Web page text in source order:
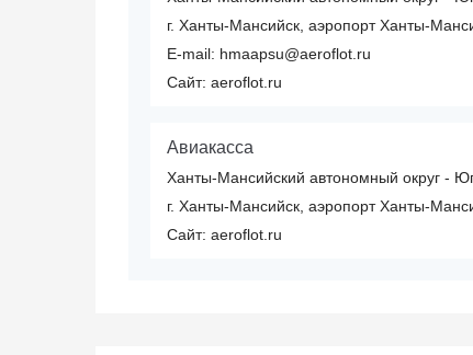
г. Ханты-Мансийск, аэропорт Ханты-
E-mail: hmaapsu@aeroflot.ru
Сайт: aeroflot.ru
Авиакасса
Ханты-Мансийский автономный округ -
г. Ханты-Мансийск, аэропорт Ханты-
Сайт: aeroflot.ru